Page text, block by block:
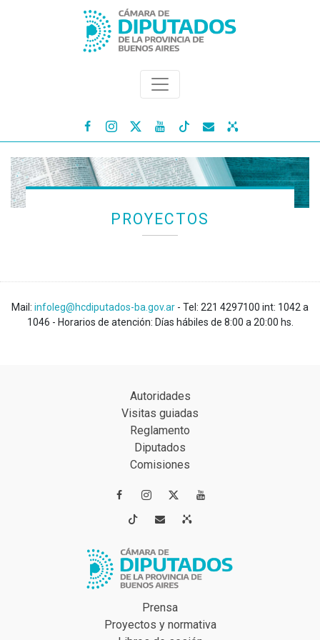
   
PROYECTOS
Mail: infoleg@hcdiputados-ba.gov.ar - Tel: 221 4297100 int: 1042 a
1046 - Horarios de atención: Días hábiles de 8:00 a 20:00 hs.
Autoridades
Visitas guiadas
Reglamento
Diputados
Comisiones
 
 
Prensa
Proyectos y normativa